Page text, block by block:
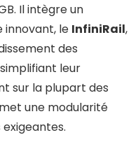
Il intègre un
innovant, le InfiniRail,
des
leur
sur la plupart des
une modularité